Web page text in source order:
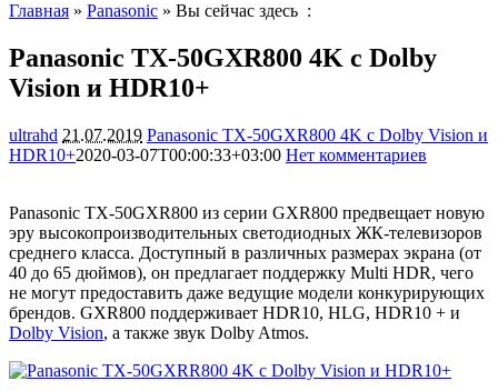
Главная » Panasonic » Вы сейчас здесь :
Panasonic TX-50GXR800 4K с Dolby
Vision и HDR10+
ultrahd 21.07.2019 Panasonic TX-50GXR800 4K с Dolby Vision и
HDR10+2020-03-07T00:00:33+03:00 Нет комментариев
Panasonic TX-50GXR800 из серии GXR800 предвещает новую
эру высокопроизводительных светодиодных ЖК-телевизоров
среднего класса. Доступный в различных размерах экрана (от
40 до 65 дюймов), он предлагает поддержку Multi HDR, чего
не могут предоставить даже ведущие модели конкурирующих
брендов. GXR800 поддерживает HDR10, HLG, HDR10 + и
Dolby Vision, а также звук Dolby Atmos.